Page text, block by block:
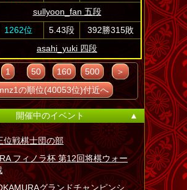
sullyoon_fan 五段
1262位
5.43段
392勝315敗
asahi_yuki 四段
1 50 160 500
＞
の順位(40053位)付近へ
開催中のイベント ▲
位戦棋士団の部
フィノラ杯 第12回将棋ウォー
グランドチャンピンシ